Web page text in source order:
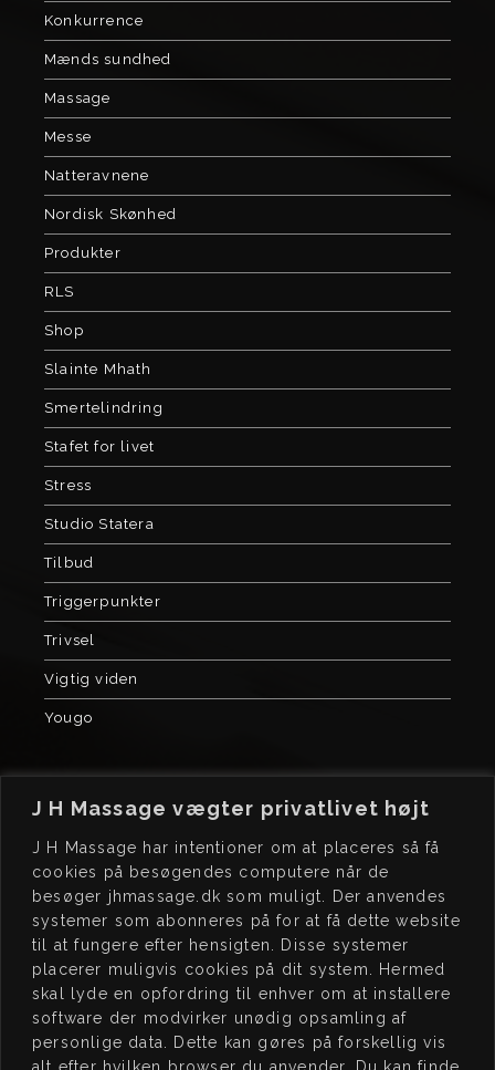
J H Massage vægter privatlivet højt
J H Massage har intentioner om at placeres så få
cookies på besøgendes computere når de
besøger jhmassage.dk som muligt. Der anvendes
systemer som abonneres på for at få dette website
til at fungere efter hensigten. Disse systemer
placerer muligvis cookies på dit system. Hermed
skal lyde en opfordring til enhver om at installere
software der modvirker unødig opsamling af
personlige data. Dette kan gøres på forskellig vis
alt efter hvilken browser du anvender. Du kan finde
Konkurrence
Mænds sundhed
Massage
Messe
Natteravnene
Nordisk Skønhed
Produkter
RLS
Shop
Slainte Mhath
Smertelindring
Stafet for livet
Stress
Studio Statera
Tilbud
Triggerpunkter
Trivsel
Vigtig viden
Yougo
J HMASSAGE
Kochsgade 23, dør 3
5000 Odense C
CVR 41576472
BOOK
Book tid på
www.jhmassage.dk/book
JEGSTØTTER ÅB NINGSTIDER